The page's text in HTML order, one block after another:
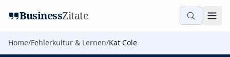
BusinessZitate
Home/Fehlerkultur & Lernen/Kat Cole